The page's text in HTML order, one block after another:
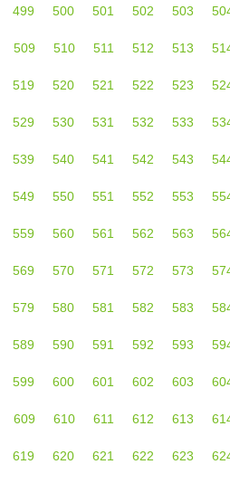
499 500 501 502 503
509 510 511 512 513
519 520 521 522 523
529 530 531 532 533
539 540 541 542 543
549 550 551 552 553
559 560 561 562 563
569 570 571 572 573
579 580 581 582 583
589 590 591 592 593
599 600 601 602 603
609 610 611 612 613
619 620 621 622 623